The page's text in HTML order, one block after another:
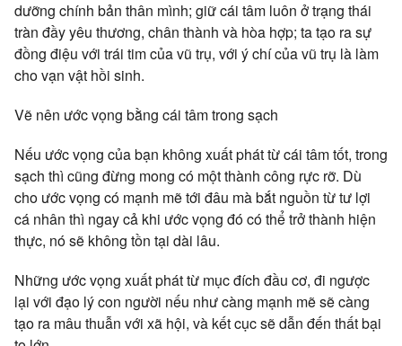
dưỡng chính bản thân mình; giữ cái tâm luôn ở trạng thái
tràn đầy yêu thương, chân thành và hòa hợp; ta tạo ra sự
đồng điệu với trái tim của vũ trụ, với ý chí của vũ trụ là làm
cho vạn vật hồi sinh.
Vẽ nên ước vọng bằng cái tâm trong sạch
Nếu ước vọng của bạn không xuất phát từ cái tâm tốt, trong
sạch thì cũng đừng mong có một thành công rực rỡ. Dù
cho ước vọng có mạnh mẽ tới đâu mà bắt nguồn từ tư lợi
cá nhân thì ngay cả khi ước vọng đó có thể trở thành hiện
thực, nó sẽ không tồn tại dài lâu.
Những ước vọng xuất phát từ mục đích đầu cơ, đi ngược
lại với đạo lý con người nếu như càng mạnh mẽ sẽ càng
tạo ra mâu thuẫn với xã hội, và kết cục sẽ dẫn đến thất bại